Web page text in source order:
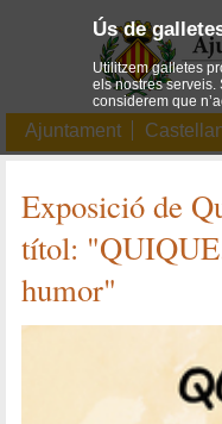
Ajuntament
Exposició de
títol:
humor"
Ús de
Utilitzem galletes
els nostres serveis.
considerem que